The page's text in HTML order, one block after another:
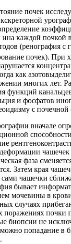
почек
ина каждой почкой
(ренография с
почек). При
как
многих лет.
функций
и фосфатов
с почечной
вначале
фаза
Затем края
чашечки
бывает
мочевины в
случаях
поражениях почки
биопсии не
попадание в